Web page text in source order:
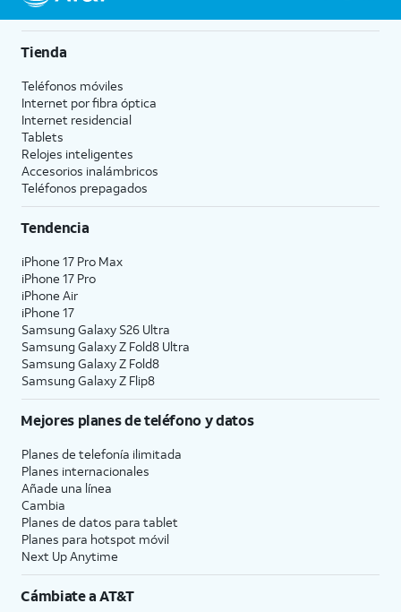
Tienda
Teléfonos móviles
Internet por fibra óptica
Internet residencial
Tablets
Relojes inteligentes
Accesorios inalámbricos
Teléfonos prepagados
Tendencia
iPhone 17 Pro Max
iPhone 17 Pro
iPhone Air
iPhone 17
Samsung Galaxy S26 Ultra
Samsung Galaxy Z Fold8 Ultra
Samsung Galaxy Z Fold8
Samsung Galaxy Z Flip8
Mejores planes de teléfono y datos
Planes de telefonía ilimitada
Planes internacionales
Añade una línea
Cambia
Planes de datos para tablet
Planes para hotspot móvil
Next Up Anytime
Cámbiate aAT&T